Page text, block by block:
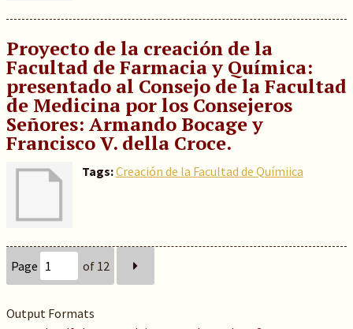
Proyecto de la creación de la
Facultad de Farmacia y Química:
presentado al Consejo de la Facultad
de Medicina por los Consejeros
Señores: Armando Bocage y
Francisco V. della Croce.
Tags:Creación de la Facultad de Químiica
Page of 12
Output Formats